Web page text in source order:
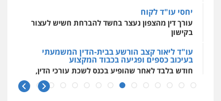
עו"ד ליאור קצב הורשע בבית-הדין המשמעתי
בעיכוב כספים ופגיעה בכבוד המקצוע
חודש בלבד לאחר שהופיע בכנס לשכת עורכי הדין,
קצב הורשע
10 מיליון
עורך-דין חשוד בהעלמת הכנסות והתחמקות ממס
רכישה